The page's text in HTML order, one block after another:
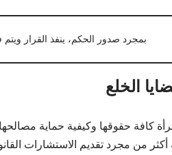
بمجرد صدور الحكم، ينفذ القرار ويتم
الخلع
كافة حقوقها وكيفية حماية
من مجرد تقديم الاستشارات